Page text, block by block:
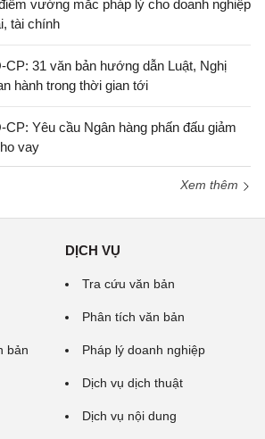
vướng mắc pháp lý cho doanh nghiệp
tài chính
CP: 31 văn bản hướng dẫn Luật, Nghị
hành trong thời gian tới
CP: Yêu cầu Ngân hàng phấn đấu giảm
vay
Xem thêm
bản
DỊCH VỤ
Tra cứu văn bản
Phân tích văn bản
Pháp lý doanh nghiệp
Dịch vụ dịch thuật
Dịch vụ nội dung